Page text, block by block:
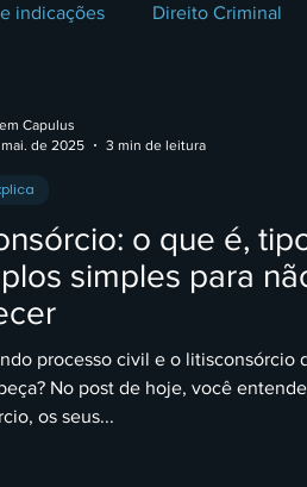
indicações Direito Criminal
Direito Trabalhista
Bancário Direito Administrativo
o que é,
simples para
processo civil e o litisconsórcio
No post de hoje, você
os seus...
Capulus
de 2025
3 min de leitura